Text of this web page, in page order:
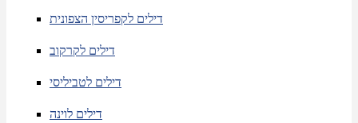
דילים לקפריסין הצפונית
דילים לקרקוב
דילים לטביליסי
דילים לוינה